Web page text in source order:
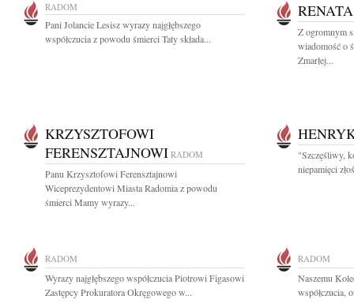
RADOM
Pani Jolancie Lesisz wyrazy najgłębszego
współczucia z powodu śmierci Taty składa...
Z ogromnym
wiadomość o
Zmarłej...
KRZYSZTOFOWI
FERENSZTAJNOWI RADOM
Panu Krzysztofowi Ferensztajnowi
Wiceprezydentowi Miasta Radomia z powodu
śmierci Mamy wyrazy...
"Szczęśliwy,
niepamięci
RADOM
Wyrazy najgłębszego współczucia Piotrowi Figasowi
Zastępcy Prokuratora Okręgowego w...
RADOM
Naszemu
współczucia,